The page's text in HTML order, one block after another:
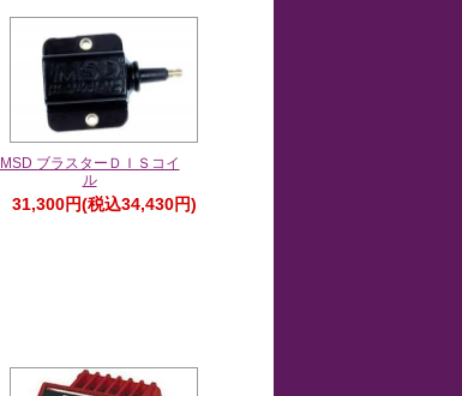
MSD ブラスターＤＩＳコイ
ル
31,300円(税込34,430円)